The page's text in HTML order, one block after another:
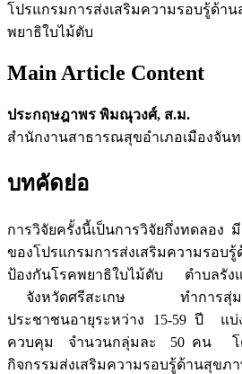
โปรแกรมการส่งเสริมความรอบรู้ด้า
พยาธิใบไม้ตับ
Main Article Content
ประกฤษฎาพร พิมณุวงศ์, ส.ม.
สำนักงานสาธารณสุขอำเภอเมืองจันท
บทคัดย่อ
การวิจัยครั้งนี้เป็นการวิจัยกึ่งทดลอง
ของโปรแกรมการส่งเสริมความรอบ
ป้องกันโรคพยาธิใบไม้ตับ ตำบลรั
จังหวัดศรีสะเกษ ทำการสุ่มกลุ่
ประชาชนอายุระหว่าง 15-59 ปี แบ่
ควบคุม จำนวนกลุ่มละ 50 คน โด
กิจกรรมส่งเสริมความรอบรู้ด้านสุ